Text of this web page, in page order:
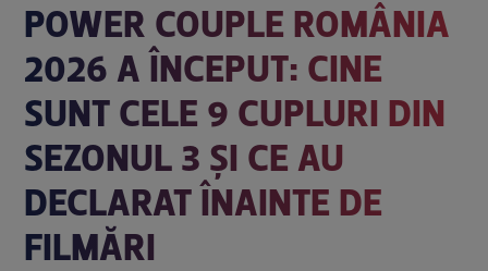
POWER COUPLE ROMÂNIA
2026 A ÎNCEPUT: CINE
SUNT CELE 9 CUPLURI DIN
SEZONUL 3 ȘI CE AU
DECLARAT ÎNAINTE DE
FILMĂRI